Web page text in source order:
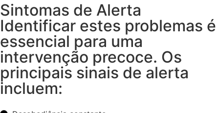
Sintomas de Alerta
Identificar estes problemas é
essencial para uma
intervenção precoce. Os
principais sinais de alerta
incluem: